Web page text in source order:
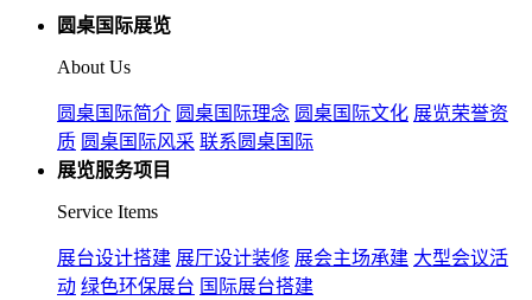
圆桌国际展览
About Us
圆桌国际简介 圆桌国际理念 圆桌国际文化 展览荣誉资
质 圆桌国际风采 联系圆桌国际
展览服务项目
Service Items
展台设计搭建 展厅设计装修 展会主场承建 大型会议活
动 绿色环保展台 国际展台搭建